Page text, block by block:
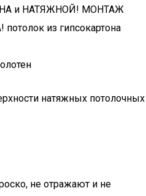
и НАТЯЖНОЙ! МОНТАЖ
из гипсокартона
натяжных потолочных
не отражают и не